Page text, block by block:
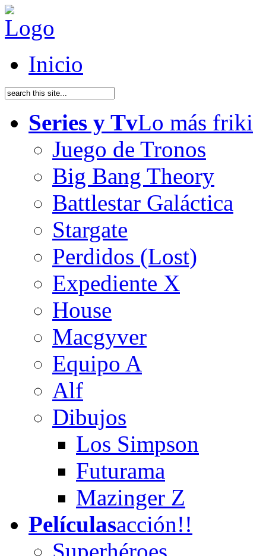
Inicio
Series y TvLo más friki
Juego de Tronos
Big Bang Theory
Battlestar Galáctica
Stargate
Perdidos (Lost)
Expediente X
House
Macgyver
Equipo A
Alf
Dibujos
Los Simpson
Futurama
Mazinger Z
Películasacción!!